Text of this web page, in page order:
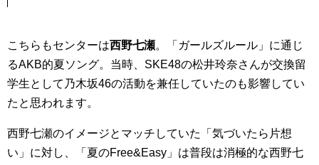
こちらもセンターは西野七瀬。「ガールズルール」に通じ
るAKB的夏ソング。当時、SKE48の松井玲奈さんが交換留
学生として乃木坂46の活動を兼任していたのも影響してい
たと思われます。
西野七瀬のイメージとマッチしていた「気づいたら片想
い」に対し、「夏のFree&Easy」は普段は消極的な西野七